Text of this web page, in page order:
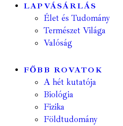
LAPVÁSÁRLÁS
Élet és Tudomány
Természet Világa
Valóság
FŐBB ROVATOK
A hét kutatója
Biológia
Fizika
Földtudomány